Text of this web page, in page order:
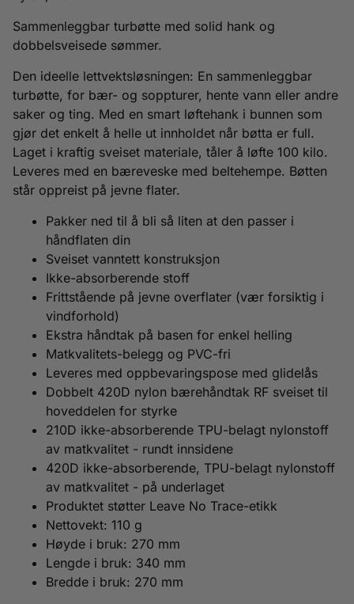
Sammenleggbar turbøtte med solid hank og
dobbelsveisede sømmer.
Den ideelle lettvektsløsningen: En sammenleggbar
turbøtte, for bær- og soppturer, hente vann eller andre
saker og ting. Med en smart løftehank i bunnen som
gjør det enkelt å helle ut innholdet når bøtta er full.
Laget i kraftig sveiset materiale, tåler å løfte 100 kilo.
Leveres med en bæreveske med beltehempe. Bøtten
står oppreist på jevne flater.
Pakker ned til å bli så liten at den passer i
håndflaten din
Sveiset vanntett konstruksjon
Ikke-absorberende stoff
Frittstående på jevne overflater (vær forsiktig i
vindforhold)
Ekstra håndtak på basen for enkel helling
Matkvalitets-belegg og PVC-fri
Leveres med oppbevaringspose med glidelås
Dobbelt 420D nylon bærehåndtak RF sveiset til
hoveddelen for styrke
210D ikke-absorberende TPU-belagt nylonstoff
av matkvalitet - rundt innsidene
420D ikke-absorberende, TPU-belagt nylonstoff
av matkvalitet - på underlaget
Produktet støtter Leave No Trace-etikk
Nettovekt: 110 g
Høyde i bruk: 270 mm
Lengde i bruk: 340 mm
Bredde i bruk: 270 mm